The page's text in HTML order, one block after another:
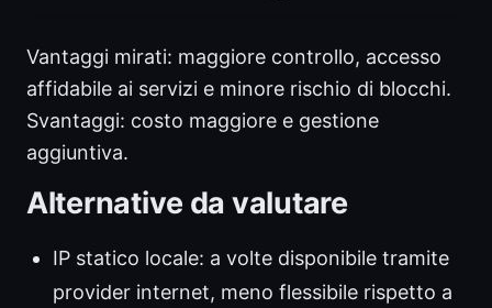
Vantaggi mirati: maggiore controllo, accesso
affidabile ai servizi e minore rischio di blocchi.
Svantaggi: costo maggiore e gestione
aggiuntiva.
Alternative da valutare
IP statico locale: a volte disponibile tramite
provider internet, meno flessibile rispetto a